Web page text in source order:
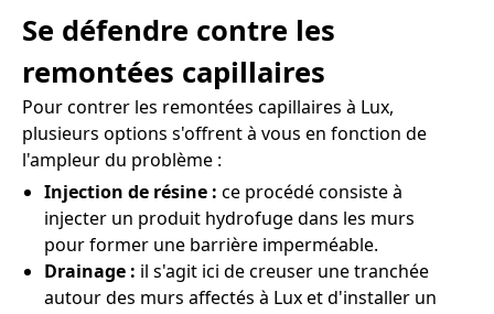
Se défendre contre les
remontées capillaires
Pour contrer les remontées capillaires à Lux,
plusieurs options s'offrent à vous en fonction de
l'ampleur du problème :
Injection de résine : ce procédé consiste à
injecter un produit hydrofuge dans les murs
pour former une barrière imperméable.
Drainage : il s'agit ici de creuser une tranchée
autour des murs affectés à Lux et d'installer un